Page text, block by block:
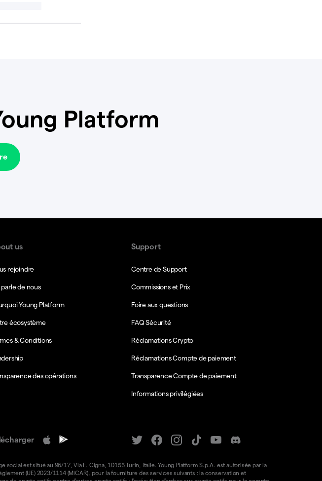
Platform
us
rejoindre
de nous
Young Platform
écosystème
& Conditions
des opérations
Support
Centre de Support
Commissions et Prix
Foire aux questions
FAQ Sécurité
Réclamations Crypto
Réclamations Compte de paiement
Transparence Compte de paiement
Informations privilégiées
est situé au 96/17, Via F. Cigna, 10155 Turin, Italie. Young Platform S.p.A. est autorisée par la
(UE) 2023/1114 (MiCAR), pour la fourniture des services suivants : la conservation et